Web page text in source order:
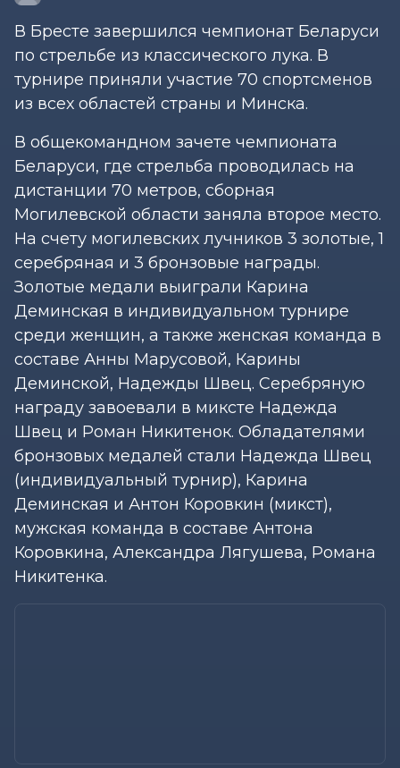
В Бресте завершился чемпионат Беларуси
по стрельбе из классического лука. В
турнире приняли участие 70 спортсменов
из всех областей страны и Минска.
В общекомандном зачете чемпионата
Беларуси, где стрельба проводилась на
дистанции 70 метров, сборная
Могилевской области заняла второе место.
На счету могилевских лучников 3 золотые, 1
серебряная и 3 бронзовые награды.
Золотые медали выиграли Карина
Деминская в индивидуальном турнире
среди женщин, а также женская команда в
составе Анны Марусовой, Карины
Деминской, Надежды Швец. Серебряную
награду завоевали в миксте Надежда
Швец и Роман Никитенок. Обладателями
бронзовых медалей стали Надежда Швец
(индивидуальный турнир), Карина
Деминская и Антон Коровкин (микст),
мужская команда в составе Антона
Коровкина, Александра Лягушева, Романа
Никитенка.